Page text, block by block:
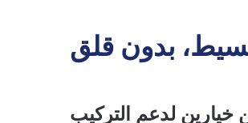
بدون قلق
لدعم التركيب